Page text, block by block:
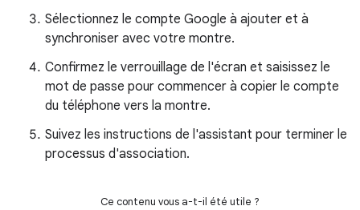
Sélectionnez le compte Google à ajouter et à
synchroniser avec votre montre.
Confirmez le verrouillage de l'écran et saisissez le
mot de passe pour commencer à copier le compte
du téléphone vers la montre.
Suivez les instructions de l'assistant pour terminer le
processus d'association.
Ce contenu vous a-t-il été utile ?